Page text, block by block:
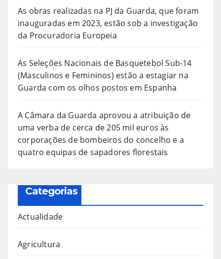
As obras realizadas na PJ da Guarda, que foram
inauguradas em 2023, estão sob a investigação
da Procuradoria Europeia
As Seleções Nacionais de Basquetebol Sub-14
(Masculinos e Femininos) estão a estagiar na
Guarda com os olhos postos em Espanha
A Câmara da Guarda aprovou a atribuição de
uma verba de cerca de 205 mil euros às
corporações de bombeiros do concelho e a
quatro equipas de sapadores florestais
Categorias
Actualidade
Agricultura